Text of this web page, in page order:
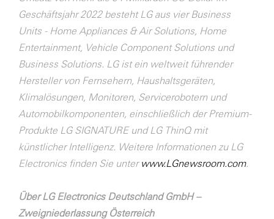
Geschäftsjahr 2022 besteht LG aus vier Business
Units - Home Appliances & Air Solutions, Home
Entertainment, Vehicle Component Solutions und
Business Solutions. LG ist ein weltweit führender
Hersteller von Fernsehern, Haushaltsgeräten,
Klimalösungen, Monitoren, Servicerobotern und
Automobilkomponenten, einschließlich der Premium-
Produkte LG SIGNATURE und LG ThinQ mit
künstlicher Intelligenz. Weitere Informationen zu LG
Electronics finden Sie unter www.LGnewsroom.com.
Über LG Electronics Deutschland GmbH –
Zweigniederlassung Österreich